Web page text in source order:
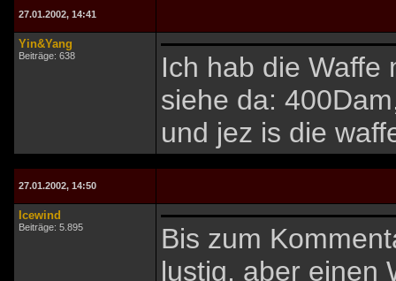
27.01.2002, 14:41
Yin&Yang
Beiträge: 638
Ich hab die Waffe
siehe da:
und jez is die
27.01.2002, 14:50
Icewind
Beiträge: 5.895
Bis zum
lustig, aber einen